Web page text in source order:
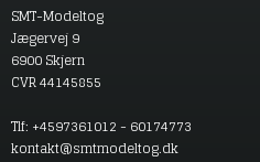
SMT-Modeltog
Jægervej 9
6900 Skjern
CVR 44145855
Tlf: +4597361012 - 60174773
kontakt@smtmodeltog.dk